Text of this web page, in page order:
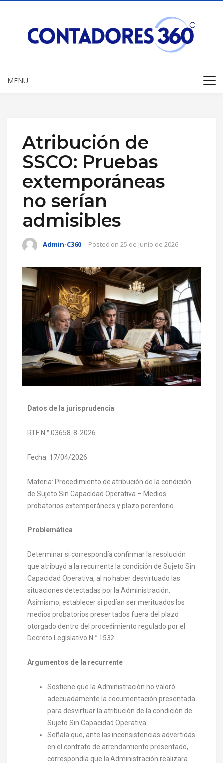
MENU
Atribución de
SSCO: Pruebas
extemporáneas
no serían
admisibles
Admin-C360 Posted on 25 de junio de 2026
Datos de la jurisprudencia
RTF N.° 03658-8-2026
Fecha: 17/04/2026
Materia: Procedimiento de atribución de la condición
de Sujeto Sin Capacidad Operativa – Medios
probatorios extemporáneos y plazo perentorio
Problemática
Determinar si correspondía confirmar la resolución
que atribuyó a la recurrente la condición de Sujeto Sin
Capacidad Operativa, al no haber desvirtuado las
situaciones detectadas por la Administración.
Asimismo, establecer si podían ser merituados los
medios probatorios presentados fuera del plazo
otorgado dentro del procedimiento regulado por el
Decreto Legislativo N.° 1532.
Argumentos de la recurrente
Sostiene que la Administración no valoró
adecuadamente la documentación presentada
para desvirtuar la atribución de la condición de
Sujeto Sin Capacidad Operativa.
Señala que, ante las inconsistencias advertidas
en el contrato de arrendamiento presentado,
correspondía que la Administración realizara